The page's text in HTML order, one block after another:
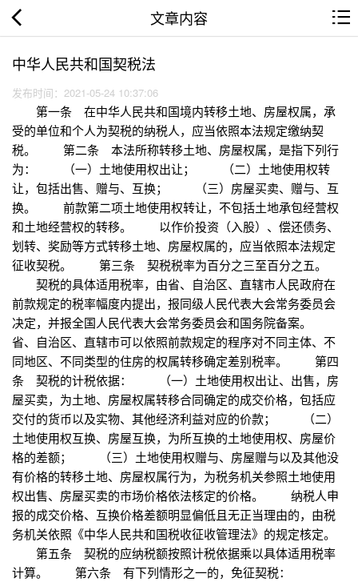
文章内容
中华人民共和国契税法
发布时间：2021-05-24 10:37:06
第一条 在中华人民共和国境内转移土地、房屋权属，承
受的单位和个人为契税的纳税人，应当依照本法规定缴纳契
税。 第二条 本法所称转移土地、房屋权属，是指下列行
为： （一）土地使用权出让； （二）土地使用权转
让，包括出售、赠与、互换； （三）房屋买卖、赠与、互
换。 前款第二项土地使用权转让，不包括土地承包经营权
和土地经营权的转移。 以作价投资（入股）、偿还债务、
划转、奖励等方式转移土地、房屋权属的，应当依照本法规定
征收契税。 第三条 契税税率为百分之三至百分之五。
契税的具体适用税率，由省、自治区、直辖市人民政府在
前款规定的税率幅度内提出，报同级人民代表大会常务委员会
决定，并报全国人民代表大会常务委员会和国务院备案。
省、自治区、直辖市可以依照前款规定的程序对不同主体、不
同地区、不同类型的住房的权属转移确定差别税率。 第四
条 契税的计税依据： （一）土地使用权出让、出售，房
屋买卖，为土地、房屋权属转移合同确定的成交价格，包括应
交付的货币以及实物、其他经济利益对应的价款； （二）
土地使用权互换、房屋互换，为所互换的土地使用权、房屋价
格的差额； （三）土地使用权赠与、房屋赠与以及其他没
有价格的转移土地、房屋权属行为，为税务机关参照土地使用
权出售、房屋买卖的市场价格依法核定的价格。 纳税人申
报的成交价格、互换价格差额明显偏低且无正当理由的，由税
务机关依照《中华人民共和国税收征收管理法》的规定核定。
第五条 契税的应纳税额按照计税依据乘以具体适用税率
计算。 第六条 有下列情形之一的，免征契税：